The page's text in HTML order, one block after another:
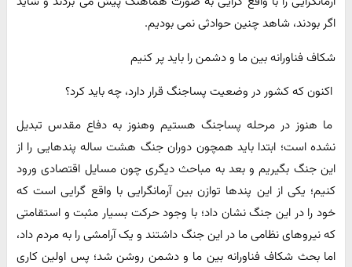
اگر بودند، شاهد چنین حوادثی نمی بودیم.
شکاف فناورانه بین ما و دشمن را باید پر کنیم
اکنون که کشور در وضعیت پساجنگ قرار دارد، چه باید کرد؟
ما هنوز در مرحله پساجنگ هستیم وهنوز به دفاع مقدس تبدیل
نشده است؛ ابتدا باید همچون دوران جنگ هشت ساله پندهایی را از
این جنگ بگیریم و بعد به مباحث دیگری چون مسایل اقتصادی ورود
کنیم؛ یکی از این پندها توازن بین آرمانگرایی با واقع گرایی است که
خود را در این جنگ نشان داد؛ با وجود حرکت بسیار مثبت و استقامتی
که نیروهای نظامی ما در این جنگ داشتند و یک آرامشی را به مردم داد،
اما بحث شکاف فناورانه بین ما و دشمن روشن شد؛ پس اولین کاری